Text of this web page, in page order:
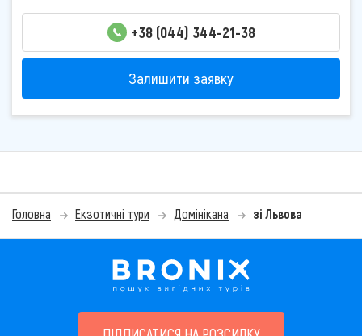
+38 (044) 344-21-38
Залишити заявку
Головна Екзотичні тури Домінікана зі Львова